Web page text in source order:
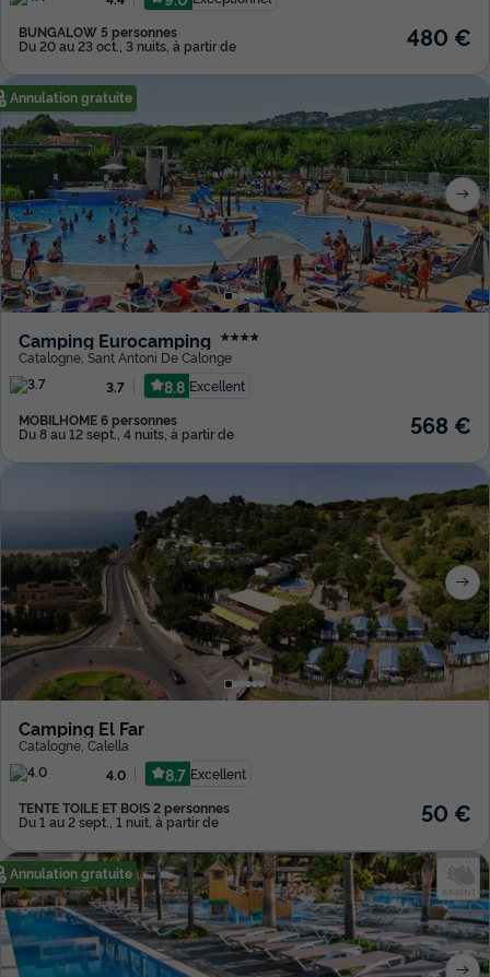
BUNGALOW 5 personnes
Du 20 au 23 oct., 3 nuits, à partir de 480 €
Annulation gratuite
Camping Eurocamping ★★★★
Catalogne Sant Antoni De Calonge
3.7
8.8 Excellent
MOBILHOME 6 personnes
Du 8 au 12 sept., 4 nuits, à partir de 568 €
Camping El Far
Catalogne Calella
4.0
8.7 Excellent
TENTE TOILE ET BOIS 2 personnes
Du 1 au 2 sept., 1 nuit, à partir de 50 €
Annulation gratuite